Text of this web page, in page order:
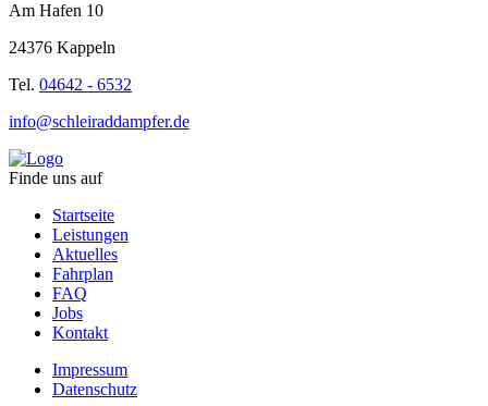
Am Hafen 10
24376 Kappeln
Tel. 04642 - 6532
info@schleiraddampfer.de
Finde uns auf
Startseite
Leistungen
Aktuelles
Fahrplan
FAQ
Jobs
Kontakt
Impressum
Datenschutz